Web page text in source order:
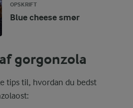
OPSKRIFT
Blue cheese smør
gorgonzola
tips til, hvordan du bedst